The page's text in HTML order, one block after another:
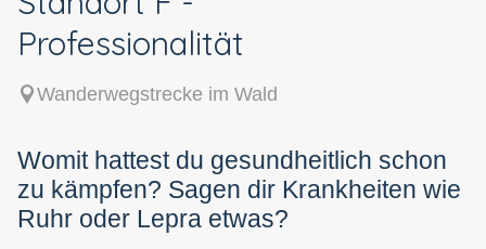
Professionalität
Wanderwegstrecke im Wald
Womit hattest du gesundheitlich schon
zu kämpfen? Sagen dir Krankheiten wie
Ruhr oder Lepra etwas?